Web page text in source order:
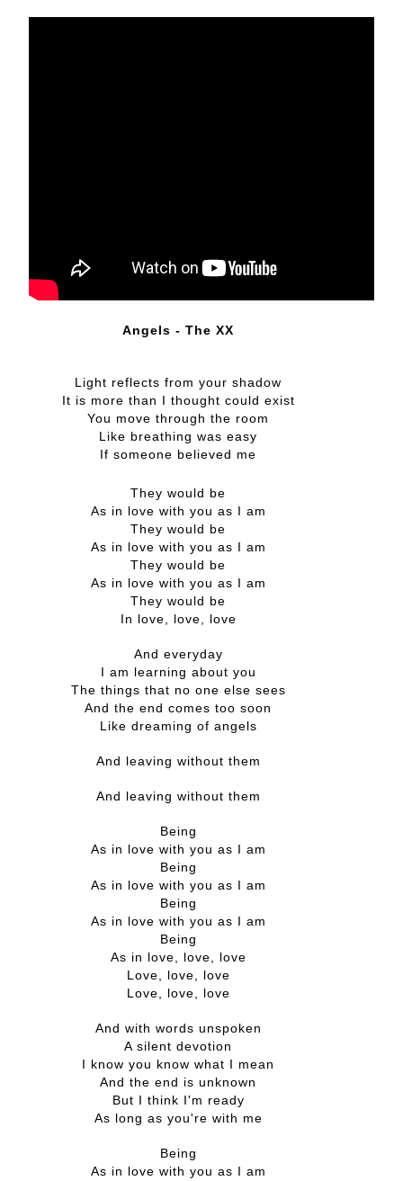
Angels - The XX
Light reflects from your shadow
It is more than I thought could exist
You move through the room
Like breathing was easy
If someone believed me
They would be
As in love with you as I am
They would be
As in love with you as I am
They would be
As in love with you as I am
They would be
In love, love, love
And everyday
I am learning about you
The things that no one else sees
And the end comes too soon
Like dreaming of angels
And leaving without them
And leaving without them
Being
As in love with you as I am
Being
As in love with you as I am
Being
As in love with you as I am
Being
As in love, love, love
Love, love, love
Love, love, love
And with words unspoken
A silent devotion
I know you know what I mean
And the end is unknown
But I think I'm ready
As long as you're with me
Being
As in love with you as I am